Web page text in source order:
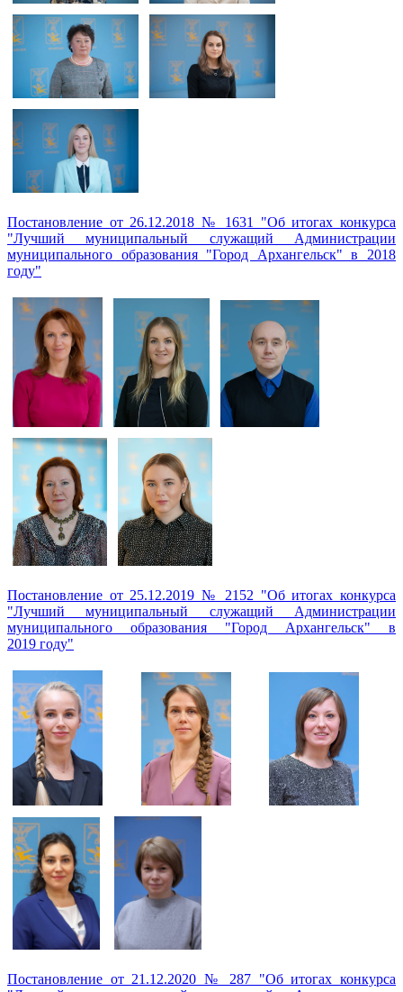
Постановление от 26.12.2018 № 1631 "Об итогах конкурса
"Лучший муниципальный служащий Администрации
муниципального образования "Город Архангельск" в 2018
году"
Постановление от 25.12.2019 № 2152 "Об итогах конкурса
"Лучший муниципальный служащий Администрации
муниципального образования "Город Архангельск" в
2019 году"
Постановление от 21.12.2020 № 287 "Об итогах конкурса